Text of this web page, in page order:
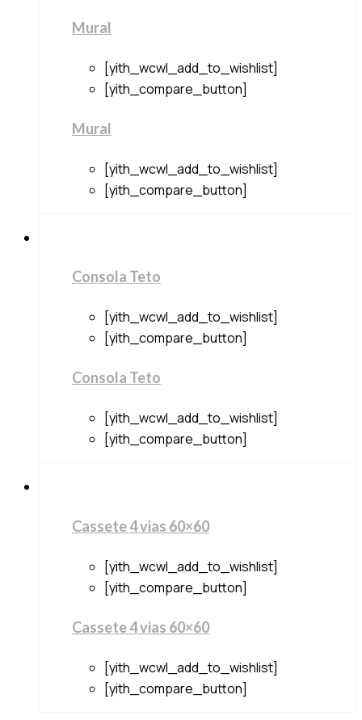
Mural
[yith_wcwl_add_to_wishlist]
[yith_compare_button]
Mural
[yith_wcwl_add_to_wishlist]
[yith_compare_button]
Consola Teto
[yith_wcwl_add_to_wishlist]
[yith_compare_button]
Consola Teto
[yith_wcwl_add_to_wishlist]
[yith_compare_button]
Cassete 4 vias 60×60
[yith_wcwl_add_to_wishlist]
[yith_compare_button]
Cassete 4 vias 60×60
[yith_wcwl_add_to_wishlist]
[yith_compare_button]